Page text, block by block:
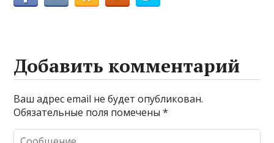
Добавить комментарий
Ваш адрес email не будет опубликован.
Обязательные поля помечены*